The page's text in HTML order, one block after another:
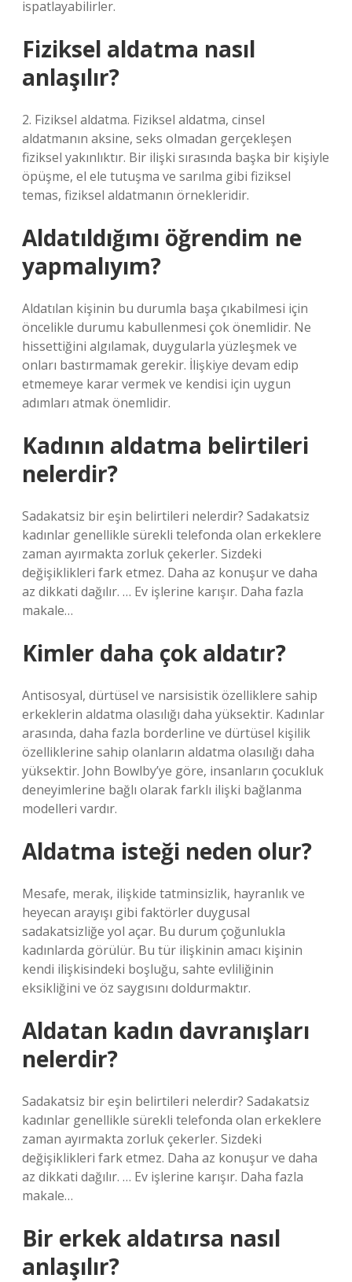
ispatlayabilirler.
Fiziksel aldatma nasıl
anlaşılır?
2. Fiziksel aldatma. Fiziksel aldatma, cinsel
aldatmanın aksine, seks olmadan gerçekleşen
fiziksel yakınlıktır. Bir ilişki sırasında başka bir kişiyle
öpüşme, el ele tutuşma ve sarılma gibi fiziksel
temas, fiziksel aldatmanın örnekleridir.
Aldatıldığımı öğrendim ne
yapmalıyım?
Aldatılan kişinin bu durumla başa çıkabilmesi için
öncelikle durumu kabullenmesi çok önemlidir. Ne
hissettiğini algılamak, duygularla yüzleşmek ve
onları bastırmamak gerekir. İlişkiye devam edip
etmemeye karar vermek ve kendisi için uygun
adımları atmak önemlidir.
Kadının aldatma belirtileri
nelerdir?
Sadakatsiz bir eşin belirtileri nelerdir? Sadakatsiz
kadınlar genellikle sürekli telefonda olan erkeklere
zaman ayırmakta zorluk çekerler. Sizdeki
değişiklikleri fark etmez. Daha az konuşur ve daha
az dikkati dağılır. … Ev işlerine karışır. Daha fazla
makale…
Kimler daha çok aldatır?
Antisosyal, dürtüsel ve narsisistik özelliklere sahip
erkeklerin aldatma olasılığı daha yüksektir. Kadınlar
arasında, daha fazla borderline ve dürtüsel kişilik
özelliklerine sahip olanların aldatma olasılığı daha
yüksektir. John Bowlby’ye göre, insanların çocukluk
deneyimlerine bağlı olarak farklı ilişki bağlanma
modelleri vardır.
Aldatma isteği neden olur?
Mesafe, merak, ilişkide tatminsizlik, hayranlık ve
heyecan arayışı gibi faktörler duygusal
sadakatsizliğe yol açar. Bu durum çoğunlukla
kadınlarda görülür. Bu tür ilişkinin amacı kişinin
kendi ilişkisindeki boşluğu, sahte evliliğinin
eksikliğini ve öz saygısını doldurmaktır.
Aldatan kadın davranışları
nelerdir?
Sadakatsiz bir eşin belirtileri nelerdir? Sadakatsiz
kadınlar genellikle sürekli telefonda olan erkeklere
zaman ayırmakta zorluk çekerler. Sizdeki
değişiklikleri fark etmez. Daha az konuşur ve daha
az dikkati dağılır. … Ev işlerine karışır. Daha fazla
makale…
Bir erkek aldatırsa nasıl
anlaşılır?